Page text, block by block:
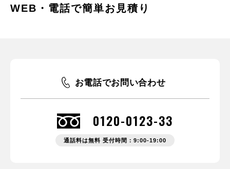
WEB・電話で簡単お見積り
お電話でお問い合わせ
0120-0123-33
通話料は無料 受付時間：9:00-19:00